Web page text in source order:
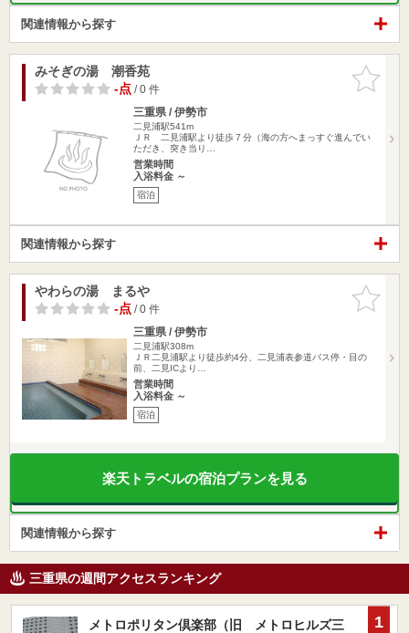
関連情報から探す
お気に入
りに追加
みそぎの湯 潮香苑
-点/ 0 件
三重県 / 伊勢市
二見浦駅541m
ＪＲ 二見浦駅より徒歩７分（海の方へまっすぐ進んでい
ただき、突き当り…
営業時間
入浴料金 ～
宿泊
関連情報から探す
お気に入
りに追加
やわらの湯 まるや
-点/ 0 件
三重県 / 伊勢市
二見浦駅308m
ＪＲ二見浦駅より徒歩約4分、二見浦表参道バス停・目の
前、二見ICより…
営業時間
入浴料金 ～
宿泊
楽天トラベルの宿泊プランを見る
関連情報から探す
三重県の週間アクセスランキング
メトロポリタン倶楽部（旧 メトロヒルズ三
1